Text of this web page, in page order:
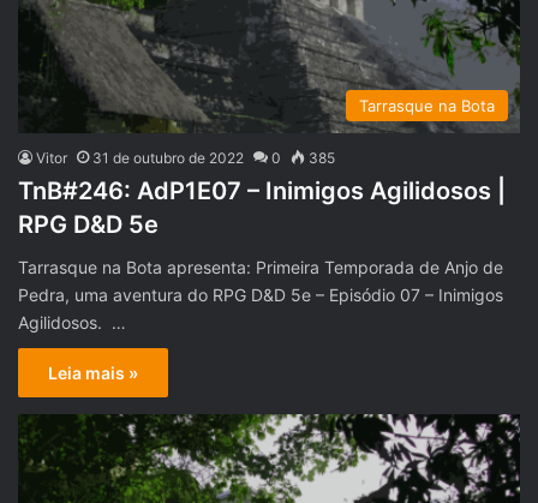
Tarrasque na Bota
Vitor 31 de outubro de 2022 0 385
TnB#246: AdP1E07 – Inimigos Agilidosos |
RPG D&D 5e
Tarrasque na Bota apresenta: Primeira Temporada de Anjo de
Pedra, uma aventura do RPG D&D 5e – Episódio 07 – Inimigos
Agilidosos. …
Leia mais »